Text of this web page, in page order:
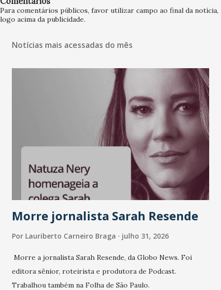
Para comentários públicos, favor utilizar campo ao final da notícia,
logo acima da publicidade.
Notícias mais acessadas do mês
Morre jornalista Sarah Resende
Por Lauriberto Carneiro Braga julho 31, 2026
Morre a jornalista Sarah Resende, da Globo News. Foi
editora sênior, roteirista e produtora de Podcast.
Trabalhou também na Folha de São Paulo.